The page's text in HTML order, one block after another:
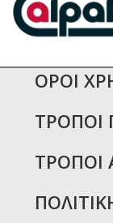
ΟΡΟΙ
ΤΡΟΠΟΙ